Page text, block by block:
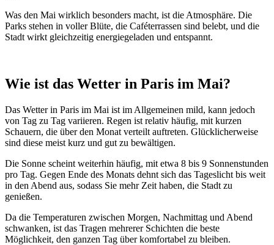
Was den Mai wirklich besonders macht, ist die Atmosphäre. Die
Parks stehen in voller Blüte, die Caféterrassen sind belebt, und die
Stadt wirkt gleichzeitig energiegeladen und entspannt.
Wie ist das Wetter in Paris im Mai?
Das Wetter in Paris im Mai ist im Allgemeinen mild, kann jedoch
von Tag zu Tag variieren. Regen ist relativ häufig, mit kurzen
Schauern, die über den Monat verteilt auftreten. Glücklicherweise
sind diese meist kurz und gut zu bewältigen.
Die Sonne scheint weiterhin häufig, mit etwa 8 bis 9 Sonnenstunden
pro Tag. Gegen Ende des Monats dehnt sich das Tageslicht bis weit
in den Abend aus, sodass Sie mehr Zeit haben, die Stadt zu
genießen.
Da die Temperaturen zwischen Morgen, Nachmittag und Abend
schwanken, ist das Tragen mehrerer Schichten die beste
Möglichkeit, den ganzen Tag über komfortabel zu bleiben.